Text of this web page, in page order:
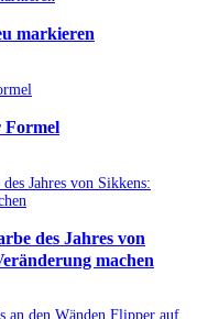
markieren
Formel
des Jahres von
machen